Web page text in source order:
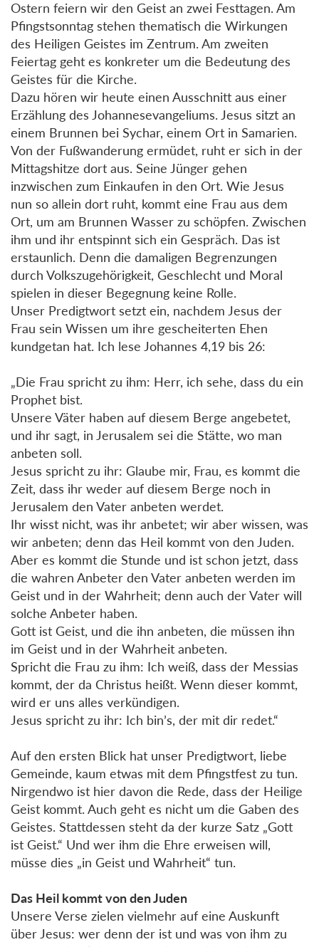
Ostern feiern wir den Geist an zwei Festtagen. Am
Pfingstsonntag stehen thematisch die Wirkungen
des Heiligen Geistes im Zentrum. Am zweiten
Feiertag geht es konkreter um die Bedeutung des
Geistes für die Kirche.
Dazu hören wir heute einen Ausschnitt aus einer
Erzählung des Johannesevangeliums. Jesus sitzt an
einem Brunnen bei Sychar, einem Ort in Samarien.
Von der Fußwanderung ermüdet, ruht er sich in der
Mittagshitze dort aus. Seine Jünger gehen
inzwischen zum Einkaufen in den Ort. Wie Jesus
nun so allein dort ruht, kommt eine Frau aus dem
Ort, um am Brunnen Wasser zu schöpfen. Zwischen
ihm und ihr entspinnt sich ein Gespräch. Das ist
erstaunlich. Denn die damaligen Begrenzungen
durch Volkszugehörigkeit, Geschlecht und Moral
spielen in dieser Begegnung keine Rolle.
Unser Predigtwort setzt ein, nachdem Jesus der
Frau sein Wissen um ihre gescheiterten Ehen
kundgetan hat. Ich lese Johannes 4,19 bis 26:
„Die Frau spricht zu ihm: Herr, ich sehe, dass du ein
Prophet bist.
Unsere Väter haben auf diesem Berge angebetet,
und ihr sagt, in Jerusalem sei die Stätte, wo man
anbeten soll.
Jesus spricht zu ihr: Glaube mir, Frau, es kommt die
Zeit, dass ihr weder auf diesem Berge noch in
Jerusalem den Vater anbeten werdet.
Ihr wisst nicht, was ihr anbetet; wir aber wissen, was
wir anbeten; denn das Heil kommt von den Juden.
Aber es kommt die Stunde und ist schon jetzt, dass
die wahren Anbeter den Vater anbeten werden im
Geist und in der Wahrheit; denn auch der Vater will
solche Anbeter haben.
Gott ist Geist, und die ihn anbeten, die müssen ihn
im Geist und in der Wahrheit anbeten.
Spricht die Frau zu ihm: Ich weiß, dass der Messias
kommt, der da Christus heißt. Wenn dieser kommt,
wird er uns alles verkündigen.
Jesus spricht zu ihr: Ich bin’s, der mit dir redet.“
Auf den ersten Blick hat unser Predigtwort, liebe
Gemeinde, kaum etwas mit dem Pfingstfest zu tun.
Nirgendwo ist hier davon die Rede, dass der Heilige
Geist kommt. Auch geht es nicht um die Gaben des
Geistes. Stattdessen steht da der kurze Satz „Gott
ist Geist.“ Und wer ihm die Ehre erweisen will,
müsse dies „in Geist und Wahrheit“ tun.
Das Heil kommt von den Juden
Unsere Verse zielen vielmehr auf eine Auskunft
über Jesus: wer denn der ist und was von ihm zu